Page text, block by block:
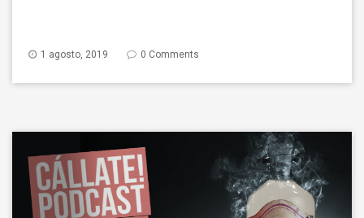
1 agosto, 2019 0 Comments